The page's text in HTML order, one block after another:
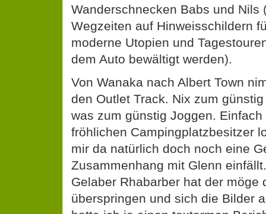
Wanderschnecken Babs und Nils
Wegzeiten auf Hinweisschildern
moderne Utopien und
dem Auto bewältigt werden).
Von Wanaka nach Albert Town
den Outlet Track. Nix zum
was zum günstig Joggen.
fröhlichen Campingplatzbesitzer
mir da natürlich doch noch eine
Zusammenhang mit Glenn
Gelaber Rhabarber hat der möge
überspringen und sich die Bilder